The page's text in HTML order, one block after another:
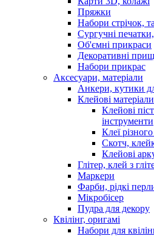
Пряжки
Набори стрічок,
Сургучні
Об'ємні прикраси
Декоративні
Набори прикрас
Аксесуари, матеріали
Анкери, кутики
Клейові матеріали
Клейові
інструменти
Клеї
Скотч,
Клейові
Глітер, клей з
Маркери
Фарби, рідкі
Мікробісер
Пудра для декору
Квілінг, оригамі
Набори для